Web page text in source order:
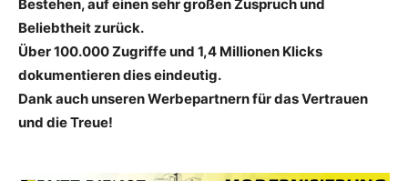
Bestehen, auf einen sehr großen Zuspruch und
Beliebtheit zurück.
Über 100.000 Zugriffe und 1,4 Millionen Klicks
dokumentieren dies eindeutig.
Dank auch unseren Werbepartnern für das Vertrauen
und die Treue!